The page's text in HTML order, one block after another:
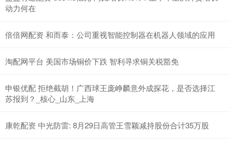
动力何在
倍倍网配资 和而泰：公司重视智能控制器在机器人领域的应用
淘配网平台 美国市场铜价下跌 智利寻求铜关税豁免
申银优配 拒绝截胡！广西球王庞峥麟意外成探花，是否选择江
苏报到？_核心_山东_上海
康乾配资 中光防雷: 8月29日高管王雪颖减持股份合计35万股